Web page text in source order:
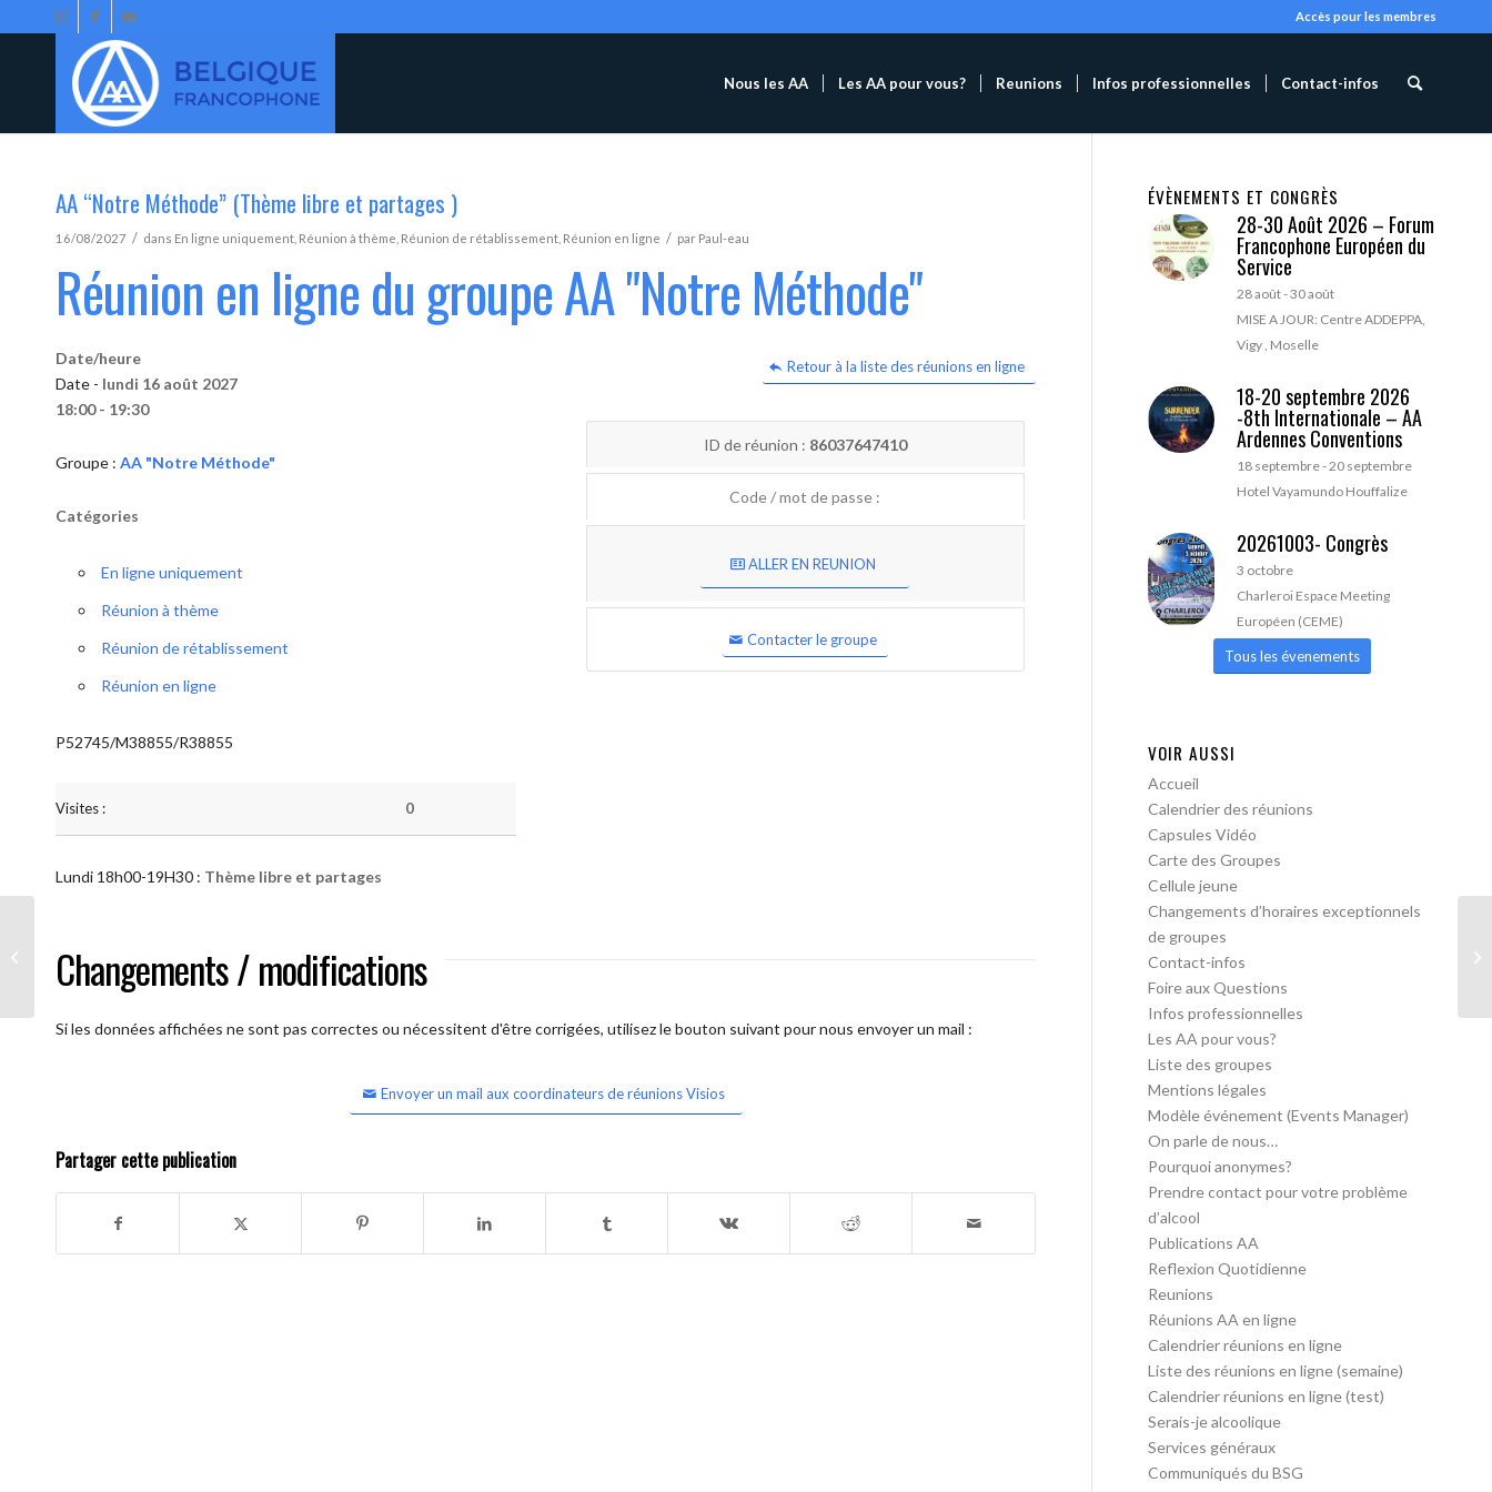
Accès pour les membres
Nous les AA Les AA pour vous? Reunions Infos professionnelles Contact-infos
AA “Notre Méthode” (Thème libre et partages )
16/08/2027 / dans En ligne uniquement Réunion à thème Réunion de rétablissement Réunion en ligne / par Paul-eau
Réunion en ligne du groupe AA "Notre Méthode"
Retour à la liste des réunions en ligne
Date/heure
Date - lundi 16 août 2027
18:00 - 19:30
Groupe : AA "Notre Méthode"
Catégories
En ligne uniquement
Réunion à thème
Réunion de rétablissement
Réunion en ligne
P52745/M38855/R38855
Visites : 0
ID de réunion : 86037647410
Code / mot de passe :
ALLER EN REUNION
Contacter le groupe
Lundi 18h00-19H30 : Thème libre et partages
Changements / modifications
Si les données affichées ne sont pas correctes ou nécessitent d'être corrigées, utilisez le bouton suivant pour nous envoyer un mail :
Envoyer un mail aux coordinateurs de réunions Visios
Partager cette publication
ÉVÈNEMENTS ET CONGRÈS
28-30 Août 2026 – Forum
Francophone Européen du
Service
28 août-30 août
MISE A JOUR: Centre ADDEPPA,
Vigy , Moselle
18-20 septembre 2026
-8th Internationale – AA
Ardennes Conventions
18 septembre-20 septembre
Hotel Vayamundo Houffalize
20261003- Congrès
3 octobre
Charleroi Espace Meeting
Européen (CEME)
Tous les évenements
VOIR AUSSI
Accueil
Calendrier des réunions
Capsules Vidéo
Carte des Groupes
Cellule jeune
Changements d’horaires exceptionnels
de groupes
Contact-infos
Foire aux Questions
Infos professionnelles
Les AA pour vous?
Liste des groupes
Mentions légales
Modèle événement (Events Manager)
On parle de nous…
Pourquoi anonymes?
Prendre contact pour votre problème
d’alcool
Publications AA
Reflexion Quotidienne
Reunions
Réunions AA en ligne
Calendrier réunions en ligne
Liste des réunions en ligne (semaine)
Calendrier réunions en ligne (test)
Serais-je alcoolique
Services généraux
Communiqués du BSG
partages )